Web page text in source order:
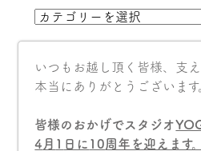
いつもお越し頂く皆様、支
本当にありがとうございます
皆様のおかげでスタジオ
4 月 1 日に 10周年を迎えます。